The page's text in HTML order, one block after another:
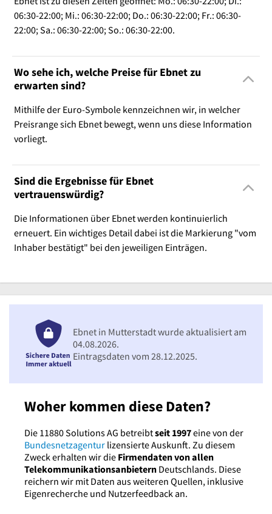
06:30-22:00; Mi.: 06:30-22:00; Do.: 06:30-22:00; Fr.: 06:30-
22:00; Sa.: 06:30-22:00; So.: 06:30-22:00.
Wo sehe ich, welche Preise für Ebnet zu
erwarten sind?
Mithilfe der Euro-Symbole kennzeichnen wir, in welcher
Preisrange sich Ebnet bewegt, wenn uns diese Information
vorliegt.
Sind die Ergebnisse für Ebnet
vertrauenswürdig?
Die Informationen über Ebnet werden kontinuierlich
erneuert. Ein wichtiges Detail dabei ist die Markierung "vom
Inhaber bestätigt" bei den jeweiligen Einträgen.
Woher kommen diese Daten?
Die 11880 Solutions AG betreibtseit 1997eine von der
Bundesnetzagentur lizensierte Auskunft. Zu diesem
Zweck erhalten wir die Firmendaten von allen
Telekommunikationsanbietern Deutschlands. Diese
reichern wir mit Daten aus weiteren Quellen, inklusive
Eigenrecherche und Nutzerfeedback an.
Ebnet in Mutterstadt wurde aktualisiert am
04.08.2026.
Eintragsdaten vom 28.12.2025.